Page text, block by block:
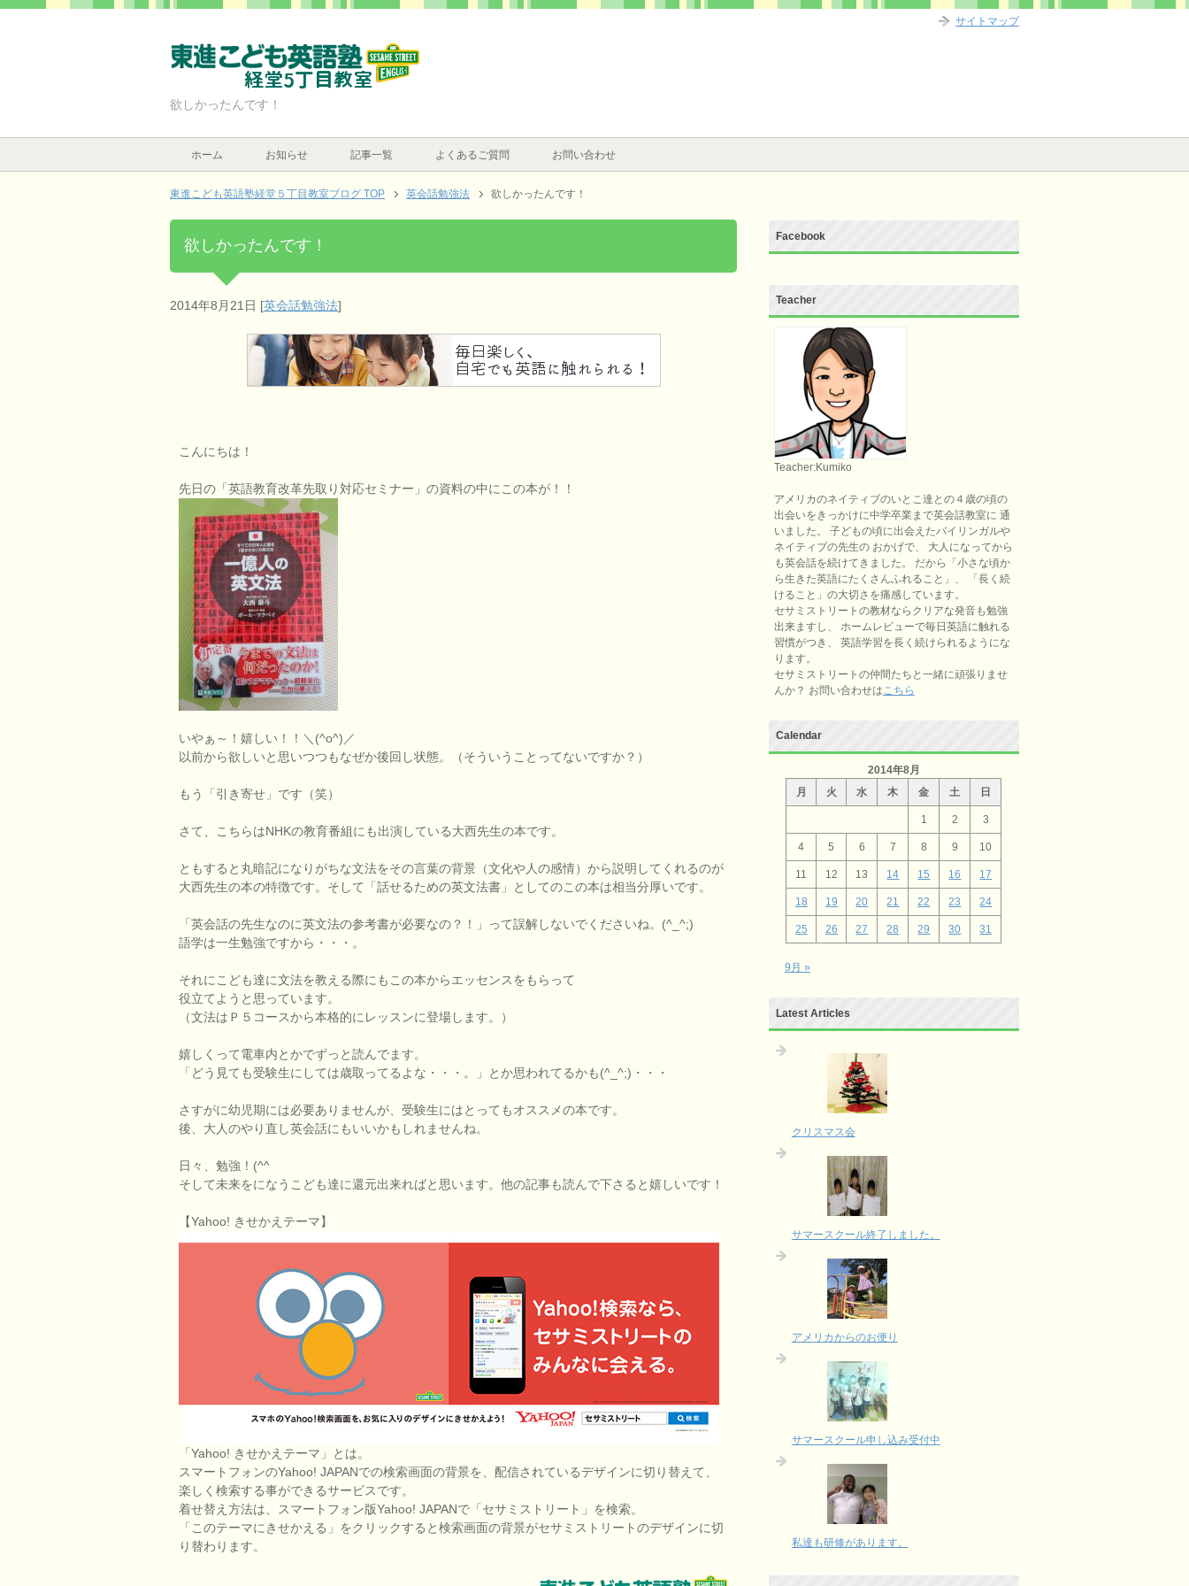
欲しかったんです！
ホーム お知らせ 記事一覧 よくあるご質問 お問い合わせ
東進こども英語塾経堂５丁目教室ブログ TOP 英会話勉強法 欲しかったんです！
欲しかったんです！
2014年8月21日 [英会話勉強法]
こんにちは！
先日の「英語教育改革先取り対応セミナー」の資料の中にこの本が！！
いやぁ～！嬉しい！！＼(^o^)／
以前から欲しいと思いつつもなぜか後回し状態。（そういうことってないですか？）
もう「引き寄せ」です（笑）
さて、こちらはNHKの教育番組にも出演している大西先生の本です。
ともすると丸暗記になりがちな文法をその言葉の背景（文化や人の感情）から説明してくれるのが
大西先生の本の特徴です。そして「話せるための英文法書」としてのこの本は相当分厚いです。
「英会話の先生なのに英文法の参考書が必要なの？！」って誤解しないでくださいね。(^_^;)
語学は一生勉強ですから・・・。
それにこども達に文法を教える際にもこの本からエッセンスをもらって
役立てようと思っています。
（文法はＰ５コースから本格的にレッスンに登場します。）
嬉しくって電車内とかでずっと読んでます。
「どう見ても受験生にしては歳取ってるよな・・・。」とか思われてるかも(^_^;)・・・
さすがに幼児期には必要ありませんが、受験生にはとってもオススメの本です。
後、大人のやり直し英会話にもいいかもしれませんね。
日々、勉強！(^^ゞ
そして未来をになうこども達に還元出来ればと思います。他の記事も読んで下さると嬉しいです！
【Yahoo! きせかえテーマ】
「Yahoo! きせかえテーマ」とは。
スマートフォンのYahoo! JAPANでの検索画面の背景を、配信されているデザインに切り替えて、
楽しく検索する事ができるサービスです。
着せ替え方法は、スマートフォン版Yahoo! JAPANで「セサミストリート」を検索。
「このテーマにきせかえる」をクリックすると検索画面の背景がセサミストリートのデザインに切
り替わります。
Facebook
Teacher
Teacher:Kumiko
アメリカのネイティブのいとこ達との４歳の頃の
出会いをきっかけに中学卒業まで英会話教室に 通
いました。 子どもの頃に出会えたバイリンガルや
ネイティブの先生の おかげで、 大人になってから
も英会話を続けてきました。 だから「小さな頃か
ら生きた英語にたくさんふれること」、 「長く続
けること」の大切さを痛感しています。
セサミストリートの教材ならクリアな発音も勉強
出来ますし、 ホームレビューで毎日英語に触れる
習慣がつき、 英語学習を長く続けられるようにな
ります。
セサミストリートの仲間たちと一緒に頑張りませ
んか？ お問い合わせはこちら
Calendar
2014年8月
月
火 水 木 金 土 日
1 2 3
4 5 6 7 8 9 10
11 12 13 14 15 16 17
18 19 20 21 22 23 24
25 26 27 28 29 30 31
9月 »
Latest Articles
クリスマス会
サマースクール終了しました。
アメリカからのお便り
サマースクール申し込み受付中
私達も研修があります。
サイトマップ